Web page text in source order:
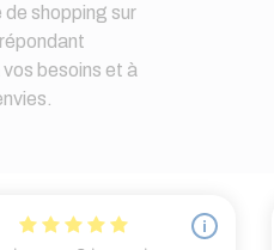
de shopping sur
besoins et à